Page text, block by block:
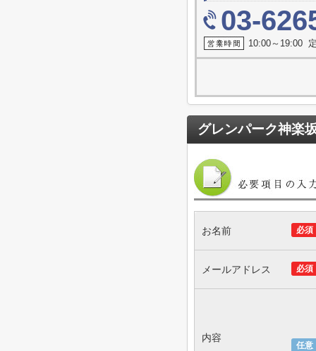
03-
10:00～19:00
グレンパーク神楽
必須
お名前
必須
メールアドレス
任意
内容